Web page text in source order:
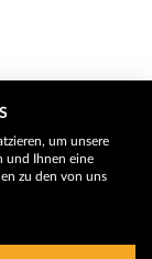
um unsere
und Ihnen eine
zu den von uns